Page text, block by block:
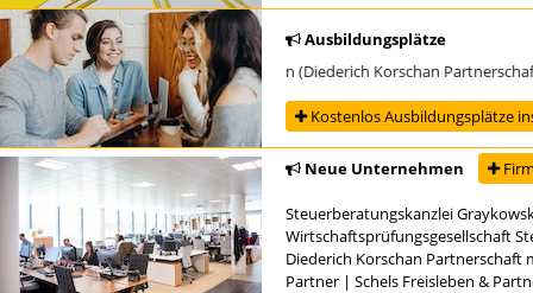
Ausbildungsplätze
zur/zum Steuerfachangestellten (Diederich Korschan Partnerschaft
Kostenlos Ausbildungsplätze
Neue Unternehmen
Steuerberatungskanzlei
Wirtschaftsprüfungsgesellschaft
Diederich Korschan Partnerschaft
Partner | Schels Freisleben &